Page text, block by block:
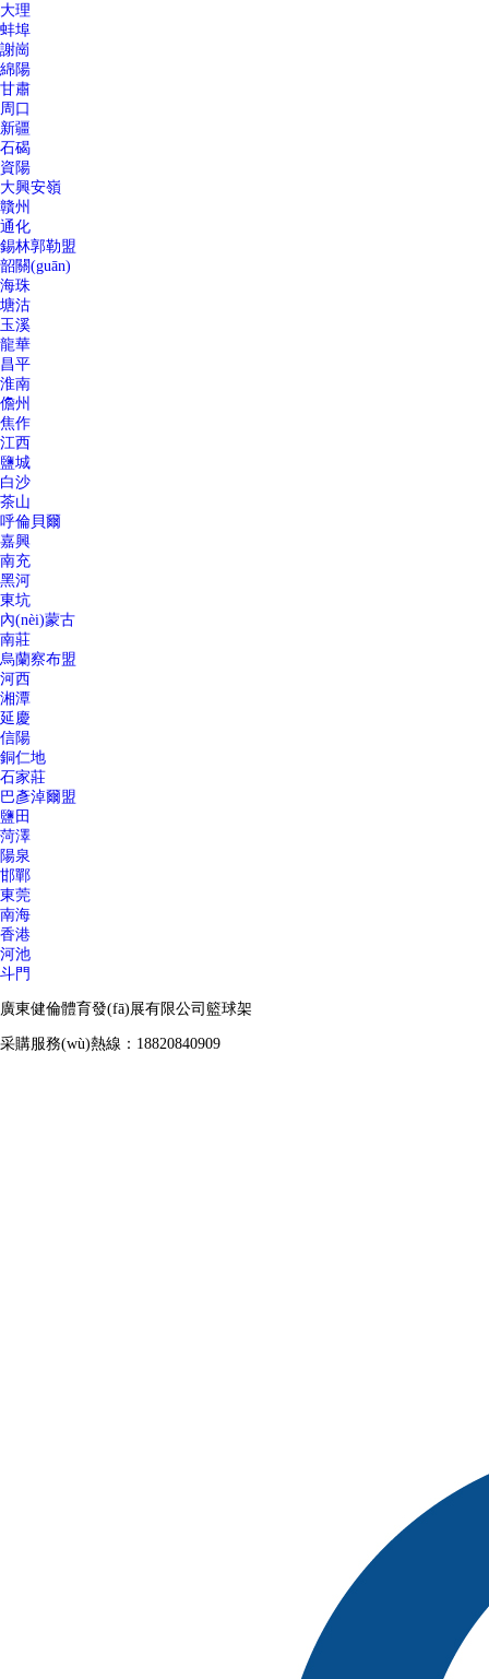
大理
蚌埠
謝崗
綿陽
甘肅
周口
新疆
石碣
資陽
大興安嶺
贛州
通化
錫林郭勒盟
韶關(guān)
海珠
塘沽
玉溪
龍華
昌平
淮南
儋州
焦作
江西
鹽城
白沙
茶山
呼倫貝爾
嘉興
南充
黑河
東坑
內(nèi)蒙古
南莊
烏蘭察布盟
河西
湘潭
延慶
信陽
銅仁地
石家莊
巴彥淖爾盟
鹽田
菏澤
陽泉
邯鄲
東莞
南海
香港
河池
斗門
廣東健倫體育發(fā)展有限公司籃球架
采購服務(wù)熱線：18820840909